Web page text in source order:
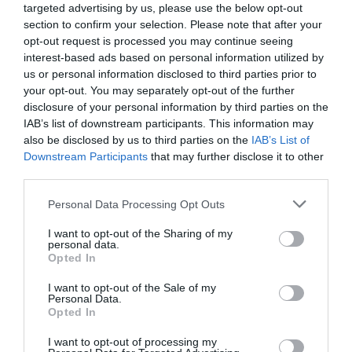
targeted advertising by us, please use the below opt-out
section to confirm your selection. Please note that after your
opt-out request is processed you may continue seeing
interest-based ads based on personal information utilized by
us or personal information disclosed to third parties prior to
your opt-out. You may separately opt-out of the further
disclosure of your personal information by third parties on the
IAB’s list of downstream participants. This information may
also be disclosed by us to third parties on the IAB’s List of
Downstream Participants that may further disclose it to other
Personal Data Processing Opt Outs
I want to opt-out of the Sharing of my
personal data.
Opted In
I want to opt-out of the Sale of my
Personal Data.
Opted In
I want to opt-out of processing my
asistente ejecutivo en el sindicato de jugadores (Nbpa)
y ser directivo en los Cleveland Cavaliers. Actualmente
colabora con la UAX Rafa Nadal School of Sport con la
organización de un Summer Camp junto a Drafteados,
que tendrá lugar a principios de julio en Madrid.
Esa misma reflexión es la que llevó a laUAX Rafa
Nadal School of Sporta reforzar la oferta de
formación en Estados Unidospara sus alumnos. El
MBA in Sports Management
ofrece a los estudiantes
una inmersión sobre el terreno a través de dos vías
para conocer de forma directa todo el sistema
norteamericano y aprovechar sus múltiples
programa es un intercambio con la
Universidad de Duke, que arrancará en el curso 2024-
2025. Duke es uno de los programas académicos y
deportivos más respetados del país, tanto por su
Los estudiantes del MBA in Sports Management
podrán realizar un intercambio con otros de la
universidad americana. El objetivo es
perspectiva global de la gestión deportiva, de forma